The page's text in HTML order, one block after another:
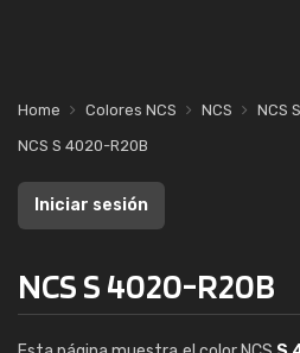
Home Colores NCS NCS
NCS
NCS S 4020-R20B
Iniciar sesión
NCS S 4020-R20B